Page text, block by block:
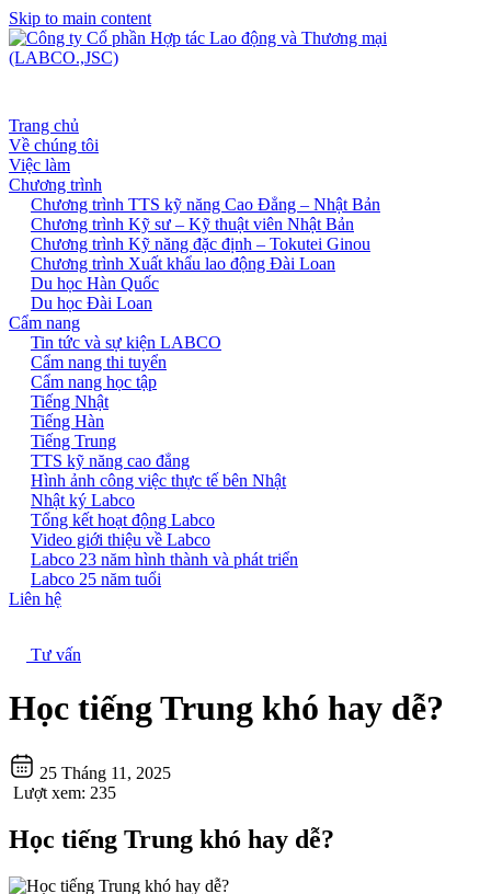
Skip to main content
Trang chủ
Về chúng tôi
Việc làm
Chương trình
Chương trình TTS kỹ năng Cao Đẳng – Nhật Bản
Chương trình Kỹ sư – Kỹ thuật viên Nhật Bản
Chương trình Kỹ năng đặc định – Tokutei Ginou
Chương trình Xuất khẩu lao động Đài Loan
Du học Hàn Quốc
Du học Đài Loan
Cẩm nang
Tin tức và sự kiện LABCO
Cẩm nang thi tuyển
Cẩm nang học tập
Tiếng Nhật
Tiếng Hàn
Tiếng Trung
TTS kỹ năng cao đẳng
Hình ảnh công việc thực tế bên Nhật
Nhật ký Labco
Tổng kết hoạt động Labco
Video giới thiệu về Labco
Labco 23 năm hình thành và phát triển
Labco 25 năm tuổi
Liên hệ
Tư vấn
Học tiếng Trung khó hay dễ?
25 Tháng 11, 2025
Lượt xem: 235
Học tiếng Trung khó hay dễ?